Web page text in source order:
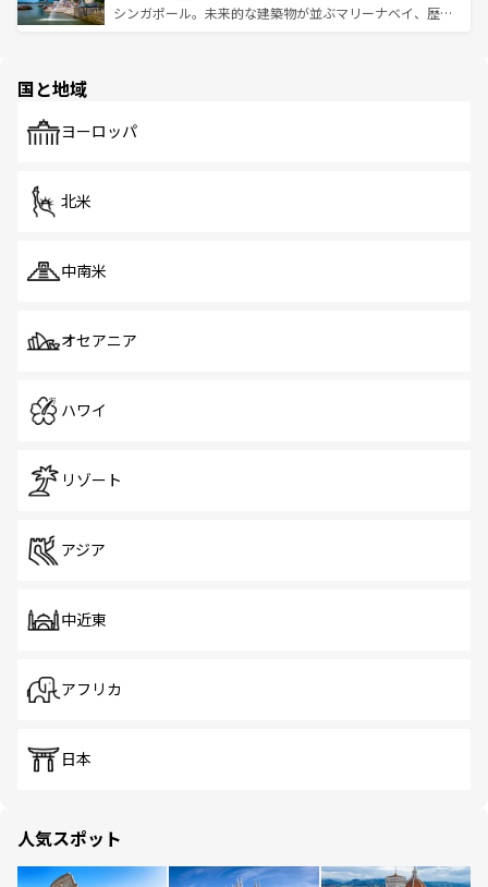
た文化、そして多様な観光資源が、訪れる旅人を魅了し続
うな絶景から文化的な体験まで、香港を存分に楽しみ尽く
シンガポール。未来的な建築物が並ぶマリーナベイ、歴史
で、ホーカーズは地元の風情を楽しめる外せないスポット
国と地域
ヨーロッパ
北米
中南米
オセアニア
ハワイ
リゾート
アジア
中近東
アフリカ
日本
人気スポット